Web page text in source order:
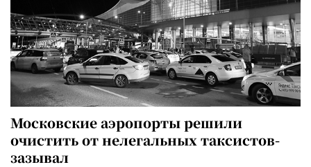
Московские аэропорты решили
очистить от нелегальных таксистов-
зазывал